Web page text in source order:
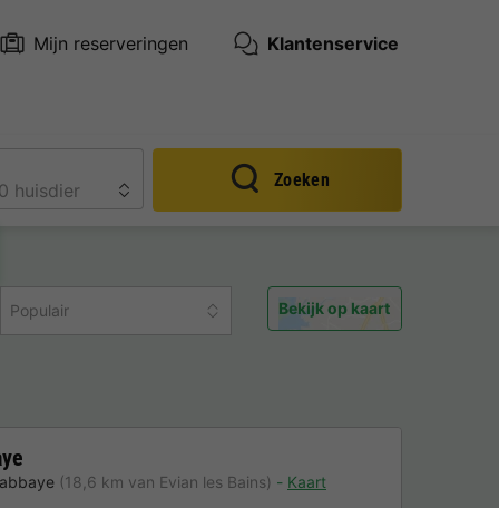
Mijn reserveringen Klantenservice
Zoeken
Populair Bekijk op kaart
(18,6 km van Evian les Bains)
Kaart